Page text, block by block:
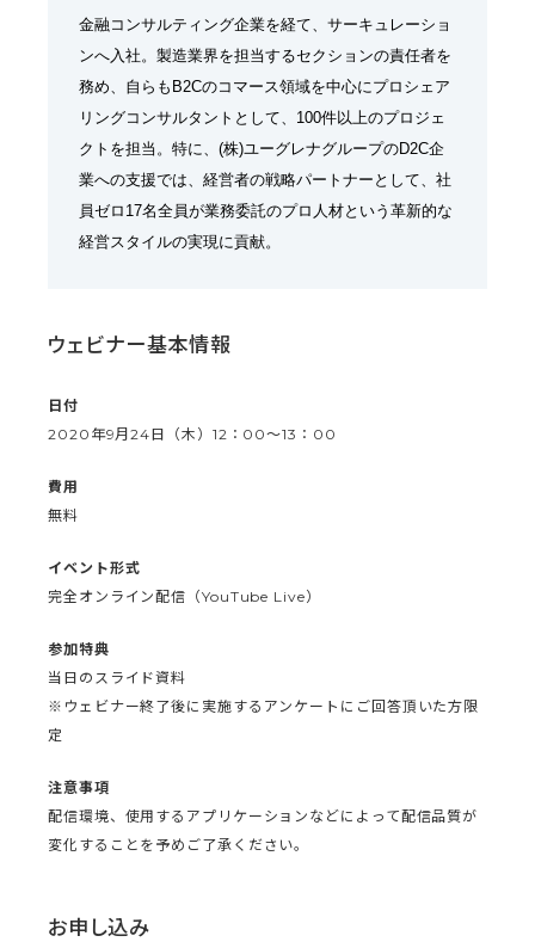
金融コンサルティング企業を経て、サーキュレーショ
ンへ入社。製造業界を担当するセクションの責任者を
務め、自らもB2Cのコマース領域を中心にプロシェア
リングコンサルタントとして、100件以上のプロジェ
クトを担当。特に、(株)ユーグレナグループのD2C企
業への支援では、経営者の戦略パートナーとして、社
員ゼロ17名全員が業務委託のプロ人材という革新的な
経営スタイルの実現に貢献。
ウェビナー基本情報
日付
2020年9月24日（木）12：00〜13：00
費用
無料
イベント形式
完全オンライン配信（YouTube Live）
参加特典
当日のスライド資料
※ウェビナー終了後に実施するアンケートにご回答頂いた方限
定
注意事項
配信環境、使用するアプリケーションなどによって配信品質が
変化することを予めご了承ください。
お申し込み